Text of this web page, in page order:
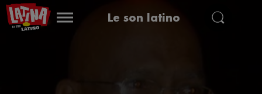
Le son latino